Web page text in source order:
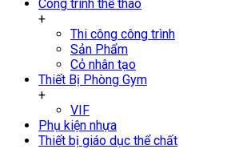
Công trình thể thao
+
Thi công công trình
Sản Phẩm
Cỏ nhân tạo
Thiết Bị Phòng Gym
+
VIF
Phụ kiện nhựa
Thiết bị giáo dục thể chất